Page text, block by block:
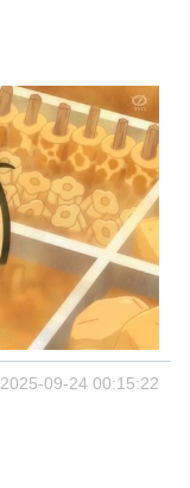
2025-09-24 00:15:22